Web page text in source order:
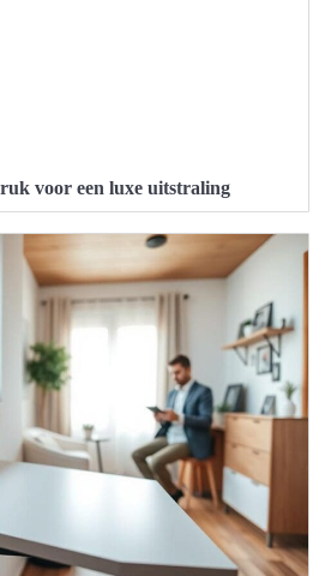
voor een luxe uitstraling